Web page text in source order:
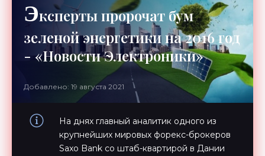
Эксперты пророчат бум
зеленой энергетики на 2016 год
- «Новости Электроники»
Добавлено: 19 августа 2021
На днях главный аналитик одного из
крупнейших мировых форекс-брокеров
Saxo Bank со штаб-квартирой в Дании